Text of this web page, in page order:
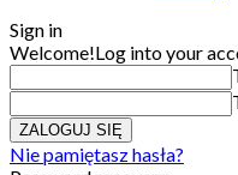
Sign in
Welcome!Log into your
Nie pamiętasz hasła?